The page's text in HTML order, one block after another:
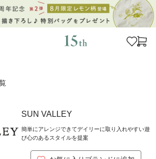
SUN VALLEY
簡単にアレンジできてデイリーに取り入れやすい遊
び心のあるスタイルを提案